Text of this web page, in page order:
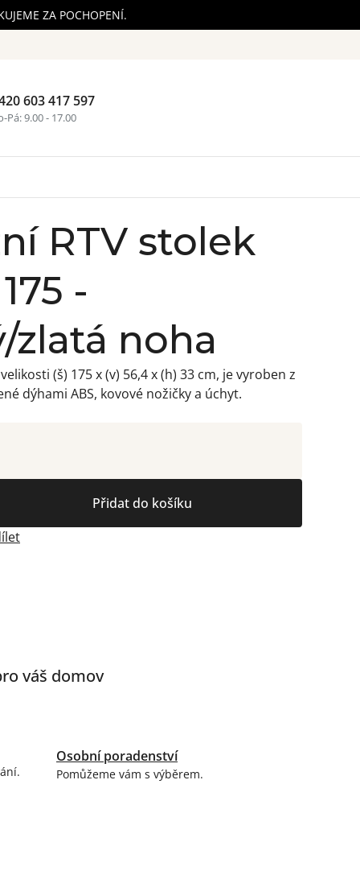
ZA POCHOPENÍ.
603 417 597
Pá: 9.00 - 17.00
RTV stolek
-
zlatá noha
Přidat do košíku
(š) 175 x (v) 56,4 x (h) 33 cm, je vyroben z
dýhami ABS, kovové nožičky a úchyt.
váš domov
Osobní poradenství
Pomůžeme vám s výběrem.